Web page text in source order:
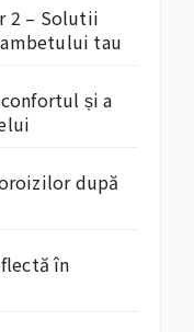
2 – Solutii
tau
și a
după
în